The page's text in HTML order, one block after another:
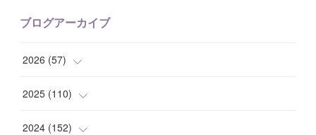
ブログアーカイブ
2026 (57)
( 1)
(10)
2025 (110)
(10)
2024 (152)